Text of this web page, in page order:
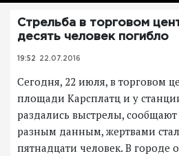
Стрельба в торговом
десять человек погибло
19:52 22.07.2016
Сегодня, 22 июля, в торговом
площади Карсплатц и у
раздались выстрелы,
разным данным, жертвами
пятнадцати человек. В городе